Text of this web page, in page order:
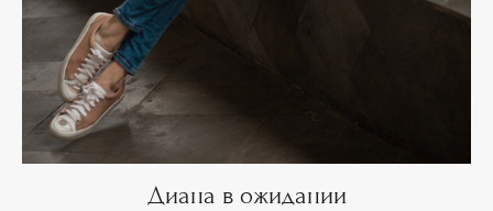
Диана в ожидании